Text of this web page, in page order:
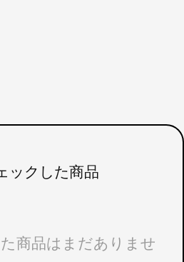
ックした商品
商品はまだありませ